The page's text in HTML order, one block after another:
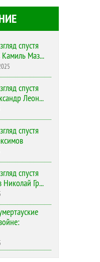
спустя
Камиль Маз...
спустя
Леон...
спустя
спустя
Николай Гр...